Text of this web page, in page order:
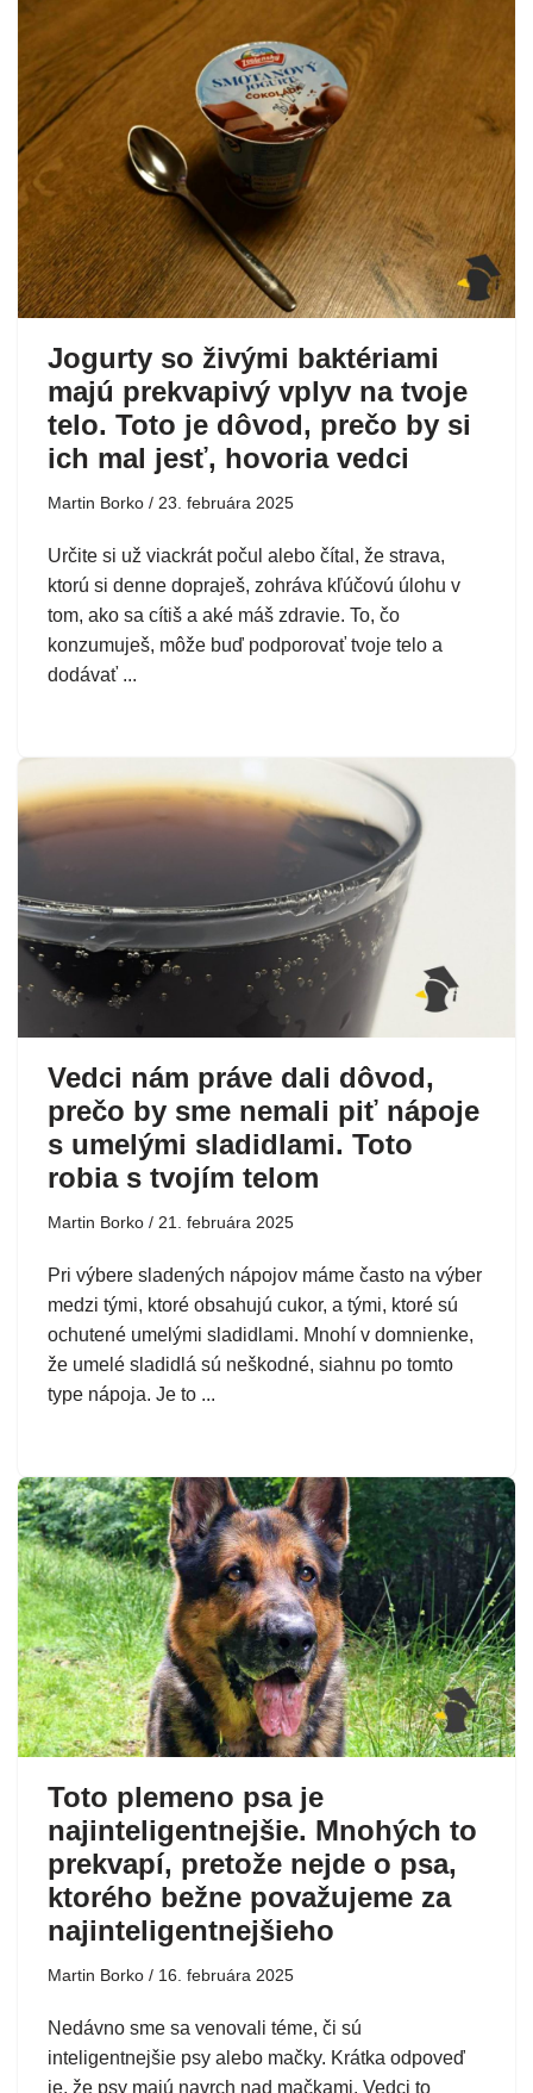
Jogurty so živými baktériami
majú prekvapivý vplyv na tvoje
telo. Toto je dôvod, prečo by si
ich mal jesť, hovoria vedci
Martin Borko 23. februára 2025
Určite si už viackrát počul alebo čítal, že strava,
ktorú si denne dopraješ, zohráva kľúčovú úlohu v
tom, ako sa cítiš a aké máš zdravie. To, čo
konzumuješ, môže buď podporovať tvoje telo a
dodávať ...
Vedci nám práve dali dôvod,
prečo by sme nemali piť nápoje
s umelými sladidlami. Toto
robia s tvojím telom
Martin Borko 21. februára 2025
Pri výbere sladených nápojov máme často na výber
medzi tými, ktoré obsahujú cukor, a tými, ktoré sú
ochutené umelými sladidlami. Mnohí v domnienke,
že umelé sladidlá sú neškodné, siahnu po tomto
type nápoja. Je to ...
Toto plemeno psa je
najinteligentnejšie. Mnohých to
prekvapí, pretože nejde o psa,
ktorého bežne považujeme za
najinteligentnejšieho
Martin Borko 16. februára 2025
Nedávno sme sa venovali téme, či sú
inteligentnejšie psy alebo mačky. Krátka odpoveď
je, že psy majú navrch nad mačkami. Vedci to